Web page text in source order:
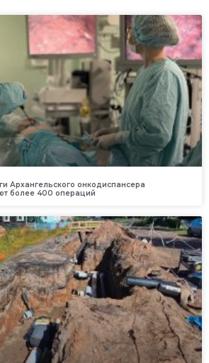
Архангельского онкодиспансера
более 400 операций